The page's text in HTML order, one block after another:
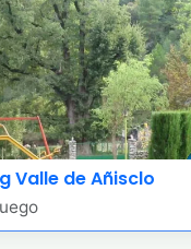
Valle de Añisclo